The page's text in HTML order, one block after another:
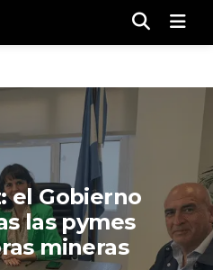
el Gobierno
las pymes
mineras